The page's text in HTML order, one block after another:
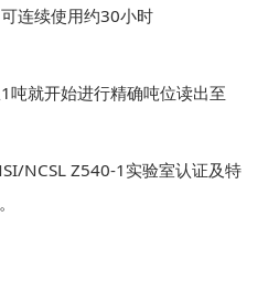
。可连续使用约30小时
吨就开始进行精确吨位读出至
NCSL Z540-1实验室认证及特